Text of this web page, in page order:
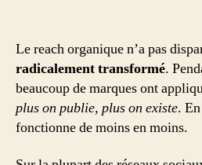
Le reach organique n’a pas
radicalement transformé.
beaucoup de marques ont
plus on publie, plus on existe.
fonctionne de moins en moins.